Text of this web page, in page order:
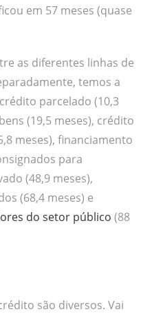
em 57 meses (quase
as diferentes linhas de
temos a
parcelado (10,3
(19,5 meses), crédito
meses), financiamento
para
(48,9 meses),
(68,4 meses) e
do setor público (88
são diversos. Vai